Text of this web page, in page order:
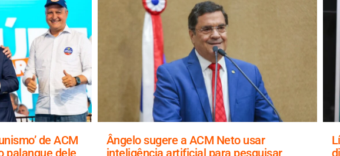
de ACM
palanque dele
Ângelo sugere a ACM Neto usar
inteligência artificial para pesquisar